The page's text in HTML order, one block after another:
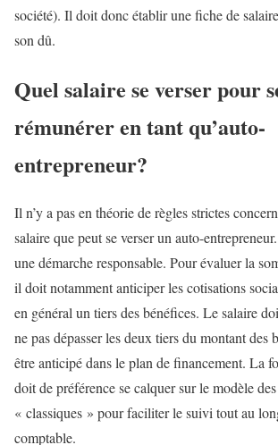
société). Il doit donc établir une fiche de
son dû.
Quel salaire se verser pour
rémunérer en tant qu’auto-
entrepreneur?
Il n’y a pas en théorie de règles strictes
salaire que peut se verser un auto-
une démarche responsable. Pour évaluer la
il doit notamment anticiper les cotisations
en général un tiers des bénéfices. Le salaire
ne pas dépasser les deux tiers du montant des
être anticipé dans le plan de financement. La
doit de préférence se calquer sur le modèle
« classiques » pour faciliter le suivi tout au
comptable.